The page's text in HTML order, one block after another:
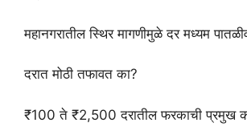
महानगरातील स्थिर मागणीमुळे दर मध्यम
दरात मोठी तफावत का?
₹100 ते ₹2,500 दरातील फरकाची प्रमुख